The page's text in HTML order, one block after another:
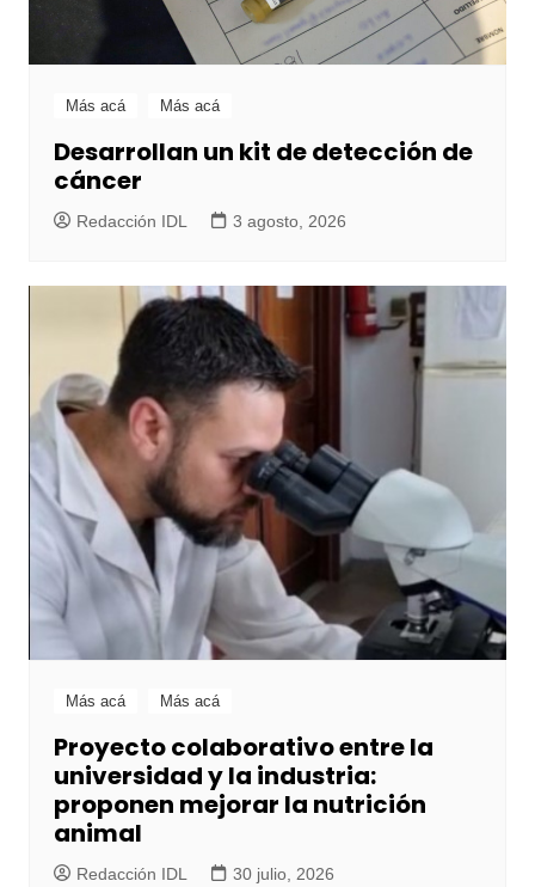
Más acá Más acá
Desarrollan un kit de detección de
cáncer
Redacción IDL 3 agosto, 2026
Más acá Más acá
Proyecto colaborativo entre la
universidad y la industria:
proponen mejorar la nutrición
animal
Redacción IDL 30 julio, 2026